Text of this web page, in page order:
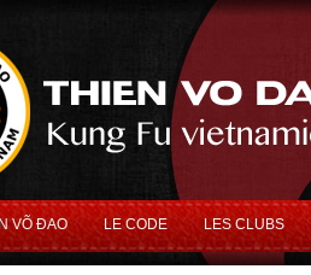
VÕ ĐAO LE CODE LES CLUBS